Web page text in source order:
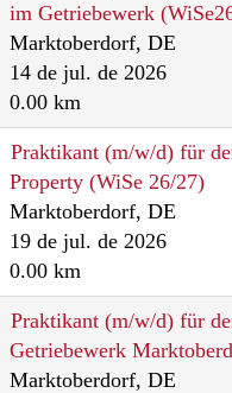
im Getriebewerk
Marktoberdorf, DE
14 de jul. de 2026
0.00 km
Praktikant (m/w/d) für
Property (WiSe 26/27)
Marktoberdorf, DE
19 de jul. de 2026
0.00 km
Praktikant (m/w/d) für
Getriebewerk
Marktoberdorf, DE